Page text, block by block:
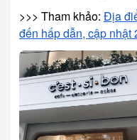
>>> Tham khảo: Địa
đến hấp dẫn, cập nhật